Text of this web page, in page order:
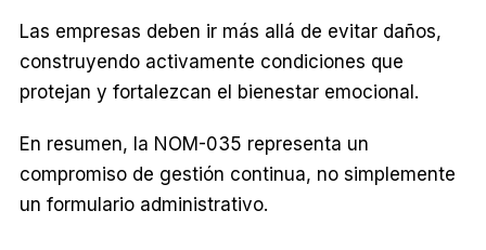
Las empresas deben ir más allá de evitar daños,
construyendo activamente condiciones que
protejan y fortalezcan el bienestar emocional.
En resumen, la NOM-035 representa un
compromiso de gestión continua, no simplemente
un formulario administrativo.